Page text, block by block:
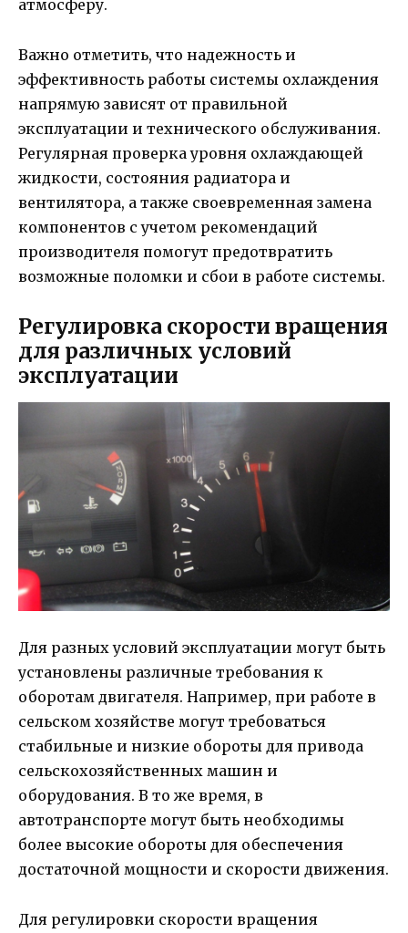
атмосферу.
Важно отметить, что надежность и
эффективность работы системы охлаждения
напрямую зависят от правильной
эксплуатации и технического обслуживания.
Регулярная проверка уровня охлаждающей
жидкости, состояния радиатора и
вентилятора, а также своевременная замена
компонентов с учетом рекомендаций
производителя помогут предотвратить
возможные поломки и сбои в работе системы.
Регулировка скорости вращения
для различных условий
эксплуатации
Для разных условий эксплуатации могут быть
установлены различные требования к
оборотам двигателя. Например, при работе в
сельском хозяйстве могут требоваться
стабильные и низкие обороты для привода
сельскохозяйственных машин и
оборудования. В то же время, в
автотранспорте могут быть необходимы
более высокие обороты для обеспечения
достаточной мощности и скорости движения.
Для регулировки скорости вращения